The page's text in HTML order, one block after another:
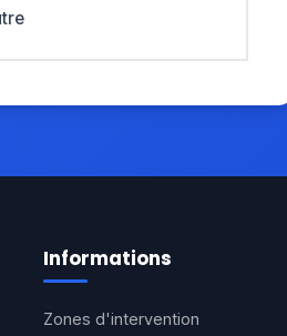
Informations
Zones d'intervention